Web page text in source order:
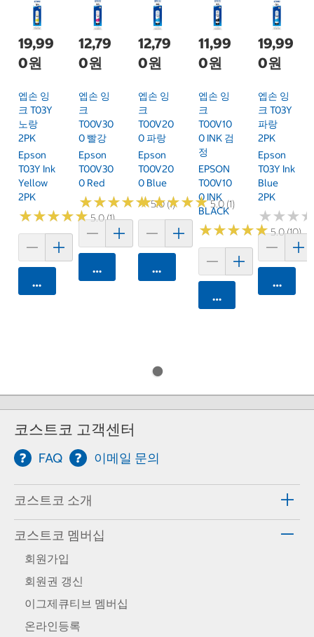
19,99
0원
엡손 잉
크 T03Y
노랑
2PK
Epson
T03Y Ink
Yellow
2PK
★★★★★
★★★★★5.0 (1)
카트에 담기
12,79
0원
엡손 잉
크
T00V30
0 빨강
Epson
T00V30
0 Red
★★★★★
★★★★★5.0 (1)
카트에 담기
12,79
0원
엡손 잉
크
T00V20
0 파랑
Epson
T00V20
0 Blue
★★★★★
★★★★★5.0 (1)
카트에 담기
11,99
0원
엡손 잉
크
T00V10
0 INK 검
정
EPSON
T00V10
0 INK
BLACK
★★★★★
★★★★★5.0 (10)
카트에 담기
19,99
0원
엡손 잉
크 T03Y
파랑
2PK
Epson
T03Y Ink
Blue
2PK
★★★
★★★
카트에
코스트코 고객센터
FAQ 이메일 문의
코스트코 소개
코스트코 멤버십
회원가입
회원권 갱신
이그제큐티브 멤버십
온라인등록